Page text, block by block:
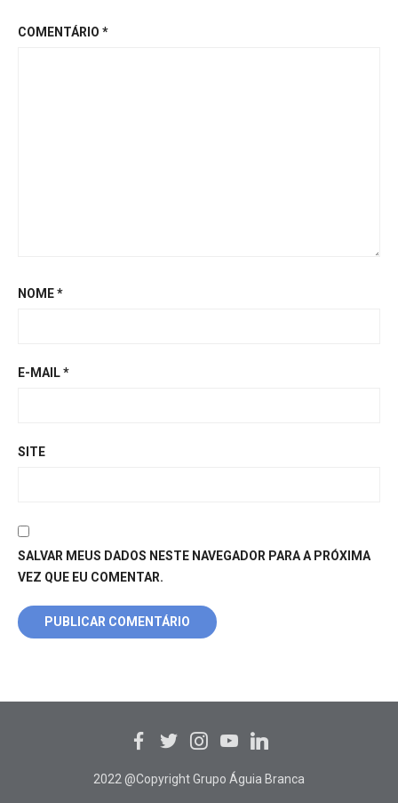
COMENTÁRIO *
NOME*
E-MAIL*
SITE
SALVAR MEUS DADOS NESTE NAVEGADOR PARA A PRÓXIMA
VEZ QUE EU COMENTAR.
2022 @Copyright Grupo Águia Branca